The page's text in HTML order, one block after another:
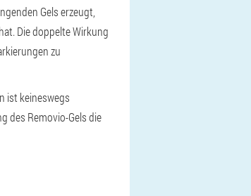
Gels erzeugt,
Die doppelte Wirkung
zu
ist keineswegs
des Removio-Gels die